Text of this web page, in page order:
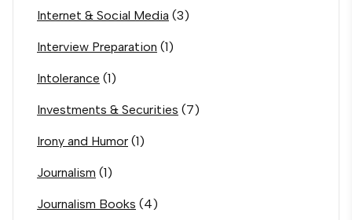
Internet & Social Media (3)
Interview Preparation (1)
Intolerance (1)
Investments & Securities (7)
Irony and Humor (1)
Journalism (1)
Journalism Books (4)